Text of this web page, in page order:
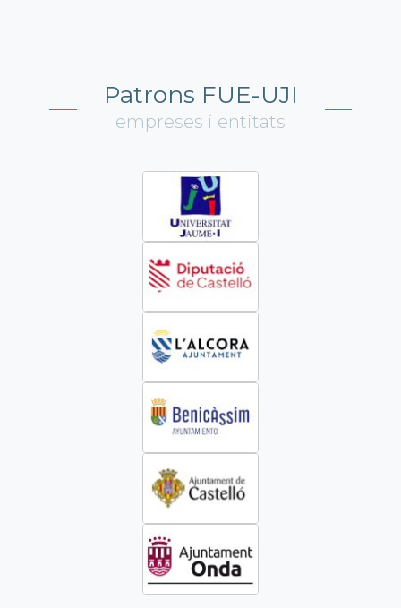
Patrons FUE-UJI
empreses i entitats